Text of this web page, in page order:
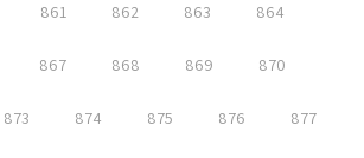
861 862 863 864
867 868 869 870
873 874 875 876 877